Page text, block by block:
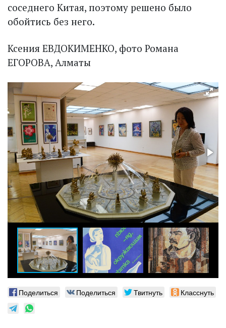
соседнего Китая, поэтому решено было
обойтись без него.
Ксения ЕВДОКИМЕНКО, фото Романа
ЕГОРОВА, Алматы
Поделиться Поделиться Твитнуть Класснуть